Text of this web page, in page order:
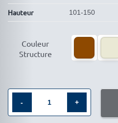
Hauteur 101-150
Couleur
Structure